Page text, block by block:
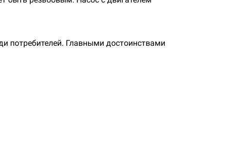
потребителей. Главными достоинствами